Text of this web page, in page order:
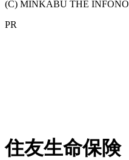
(C) MINKABU THE
PR
住友生命保険